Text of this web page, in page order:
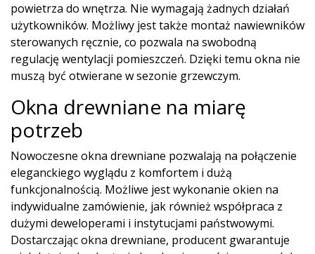
powietrza do wnętrza. Nie wymagają żadnych działań
użytkowników. Możliwy jest także montaż nawiewników
sterowanych ręcznie, co pozwala na swobodną
regulację wentylacji pomieszczeń. Dzięki temu okna nie
muszą być otwierane w sezonie grzewczym.
Okna drewniane na miarę
potrzeb
Nowoczesne okna drewniane pozwalają na połączenie
eleganckiego wyglądu z komfortem i dużą
funkcjonalnością. Możliwe jest wykonanie okien na
indywidualne zamówienie, jak również współpraca z
dużymi deweloperami i instytucjami państwowymi.
Dostarczając okna drewniane, producent gwarantuje